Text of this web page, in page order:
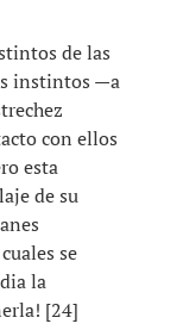
de las
instintos —a
con ellos
esta
de su
se
la
[24]